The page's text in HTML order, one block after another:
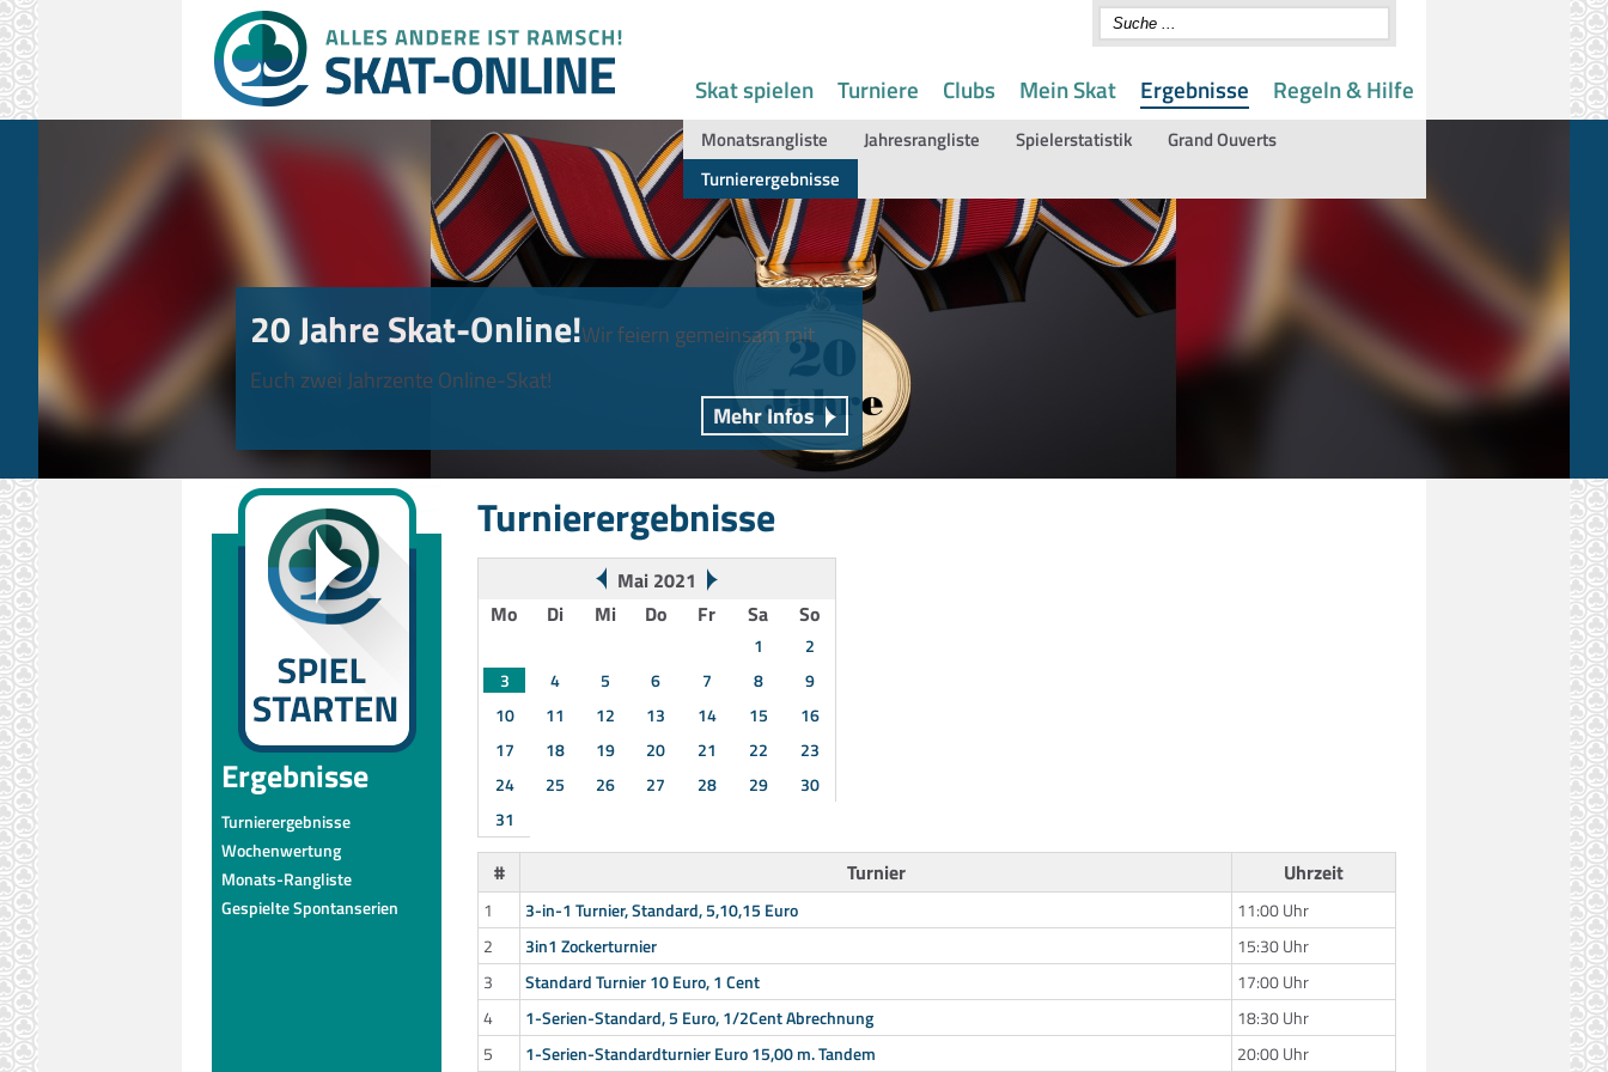
Skat spielen Turniere Clubs Mein Skat Ergebnisse
Monatsrangliste Jahresrangliste Spielerstatistik
Grand Ouverts
Turnierergebnisse
Regeln & Hilfe
20 Jahre Skat-Online!Wir feiern gemeinsam mit
Euch zwei Jahrzente Online-Skat!
Mehr Infos
Ergebnisse
Turnierergebnisse
Wochenwertung
Monats-Rangliste
Gespielte Spontanserien
Turnierergebnisse
Mai 2021
Mo
Di Mi Do Fr Sa So
1
2
3
4 5 6 7 8
9
10
11 12 13 14 15
16
17
18 19 20 21 22
23
24
25 26 27 28 29
30
31
# Turnier Uhrzeit
1 3-in-1 Turnier, Standard, 5,10,15 Euro
11:00 Uhr
2
3in1 Zockerturnier
15:30 Uhr
3
Standard Turnier 10 Euro, 1 Cent
17:00 Uhr
4
1-Serien-Standard, 5 Euro, 1/2Cent Abrechnung
18:30 Uhr
5
1-Serien-Standardturnier Euro 15,00 m. Tandem 20:00 Uhr